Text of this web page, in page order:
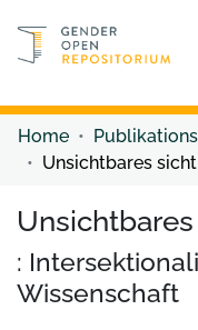
Discover content
Home
:
Wissenschaft